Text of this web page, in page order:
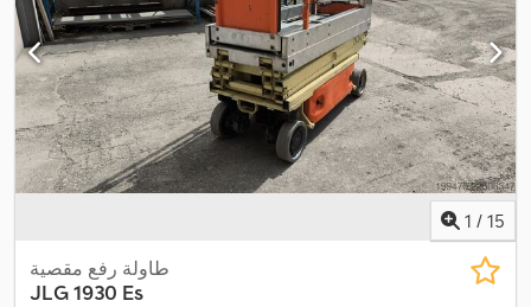
1 / 15
طاولة رفع مقصية
JLG1930 Es